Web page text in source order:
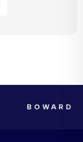
BOWARD